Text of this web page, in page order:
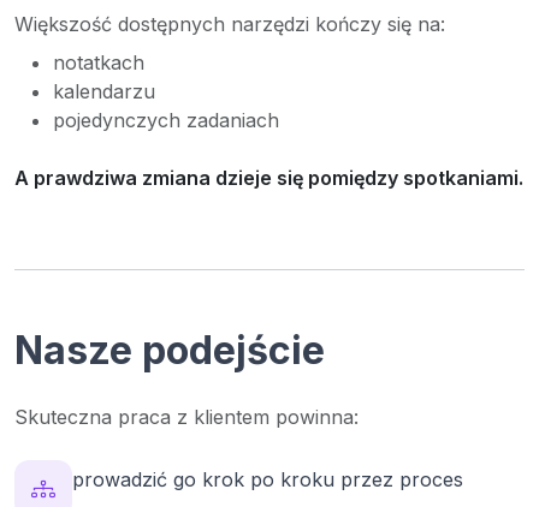
Większość dostępnych narzędzi kończy się na:
notatkach
kalendarzu
pojedynczych zadaniach
A prawdziwa zmiana dzieje się pomiędzy spotkaniami.
Nasze podejście
Skuteczna praca z klientem powinna:
prowadzić go krok po kroku przez proces